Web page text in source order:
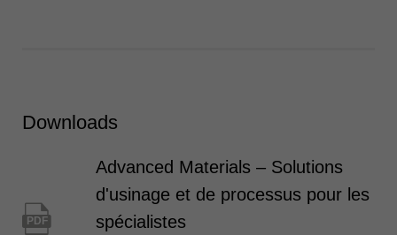
Downloads
PDF
Advanced Materials – Solutions
d'usinage et de processus pour les
spécialistes